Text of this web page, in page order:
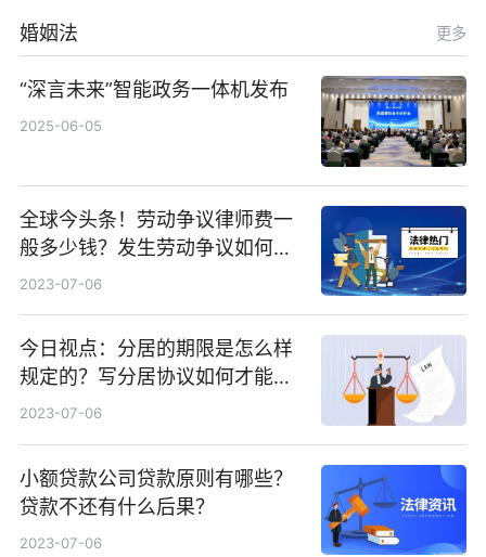
婚姻法 更多
“深言未来”智能政务一体机发布
2025-06-05
全球今头条！劳动争议律师费一
般多少钱？发生劳动争议如何算
工资？
2023-07-06
今日视点：分居的期限是怎么样
规定的？写分居协议如何才能有
效？
2023-07-06
小额贷款公司贷款原则有哪些？
贷款不还有什么后果？
2023-07-06